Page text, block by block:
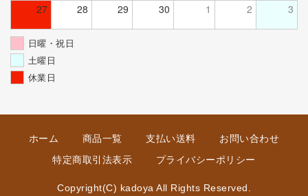
27 28 29 30 1 2 3
日曜・祝日
土曜日
休業日
ホーム 商品一覧 支払い送料
お問い合わせ
特定商取引法表示
プライバシーポリシー
Copyright(C) kadoya All Rights Reserved.